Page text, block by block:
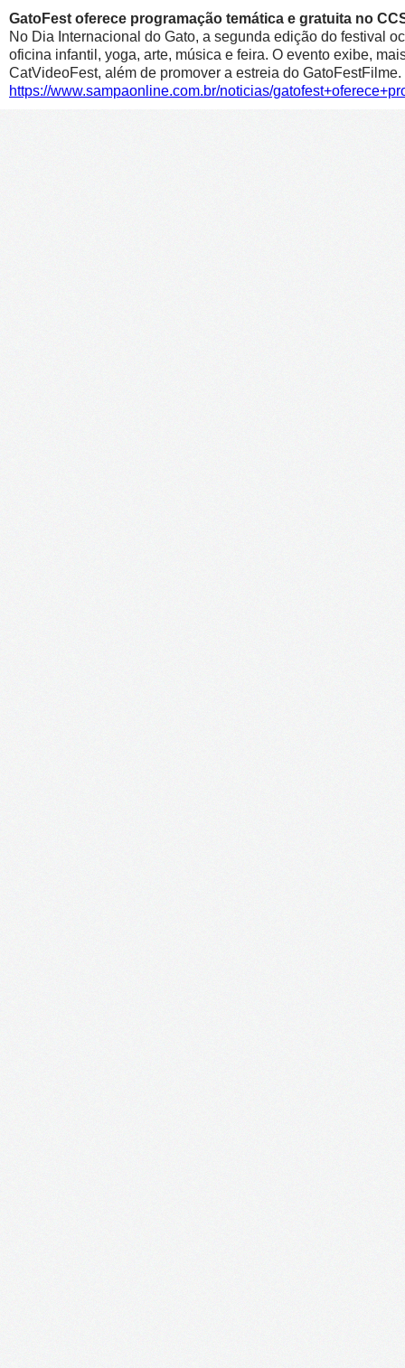
GatoFest oferece programação temática e gratuita no
No Dia Internacional do Gato, a segunda edição do festival
oficina infantil, yoga, arte, música e feira. O evento exibe,
CatVideoFest, além de promover a estreia do GatoFestFilme.
https://www.sampaonline.com.br/noticias/